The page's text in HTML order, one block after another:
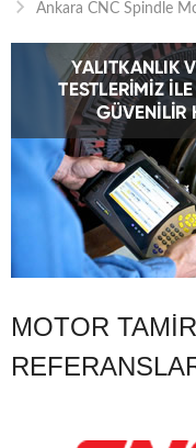
Ankara CNC Spindle
MOTOR